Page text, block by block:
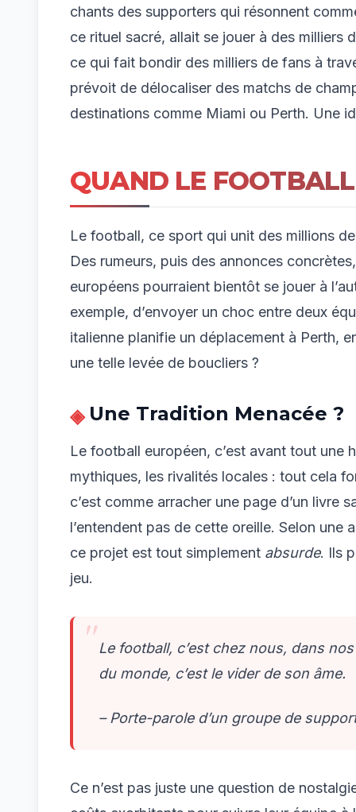
chants des supporters qui résonnent
ce rituel sacré, allait se jouer à des milliers
ce qui fait bondir des milliers de fans à
prévoit de délocaliser des matchs de
destinations comme Miami ou Perth. Une
QUAND LE
Le football, ce sport qui unit des millions
Des rumeurs, puis des annonces
européens pourraient bientôt se jouer à
exemple, d’envoyer un choc entre deux
italienne planifie un déplacement à Perth,
une telle levée de boucliers ?
Une Tradition Menacée ?
Le football européen, c’est avant tout une
mythiques, les rivalités locales : tout cela
c’est comme arracher une page d’un livre
l’entendent pas de cette oreille. Selon
ce projet est tout simplement absurde. Ils
jeu.
Le football, c’est chez nous, dans
du monde, c’est le vider de son âme.
– Porte-parole d’un groupe de
Ce n’est pas juste une question de